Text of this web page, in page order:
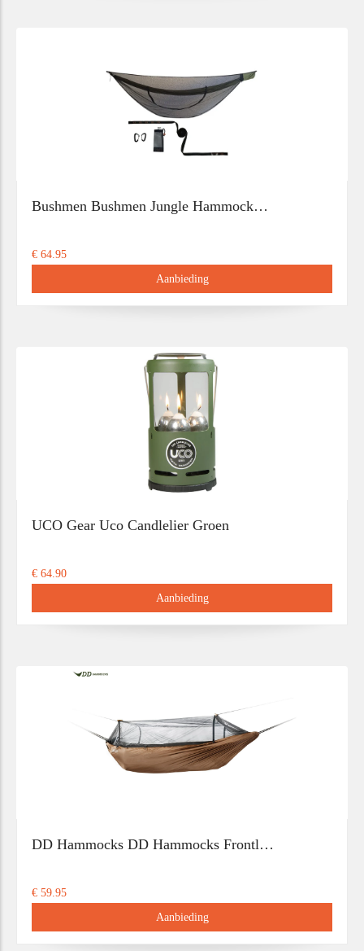
Bushmen Bushmen Jungle Hammock…
€ 64.95
Aanbieding
UCO Gear Uco Candlelier Groen
€ 64.90
Aanbieding
DD Hammocks DD Hammocks Frontl…
€ 59.95
Aanbieding